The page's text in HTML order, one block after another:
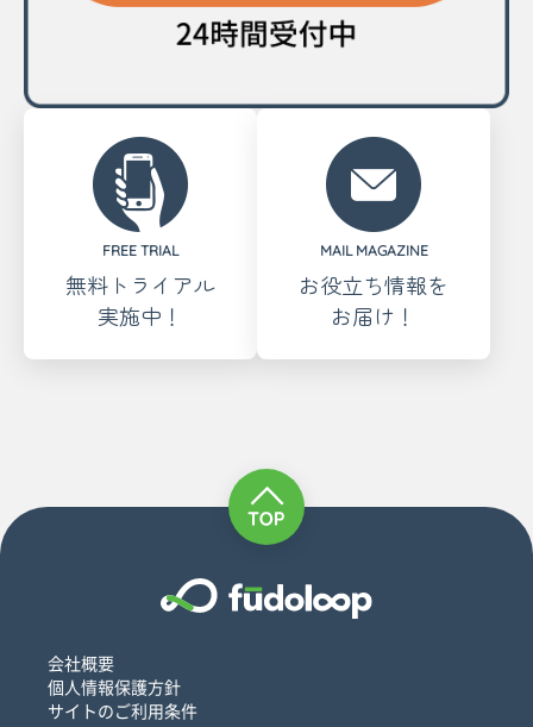
FREE TRIAL
無料トライアル
実施中！
MAIL MAGAZINE
お役立ち情報を
お届け！
会社概要
個人情報保護方針
サイトのご利用条件